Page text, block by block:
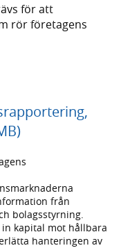
för att
rör företagens
från
bolagsstyrning.
kapital mot hållbara
hanteringen av